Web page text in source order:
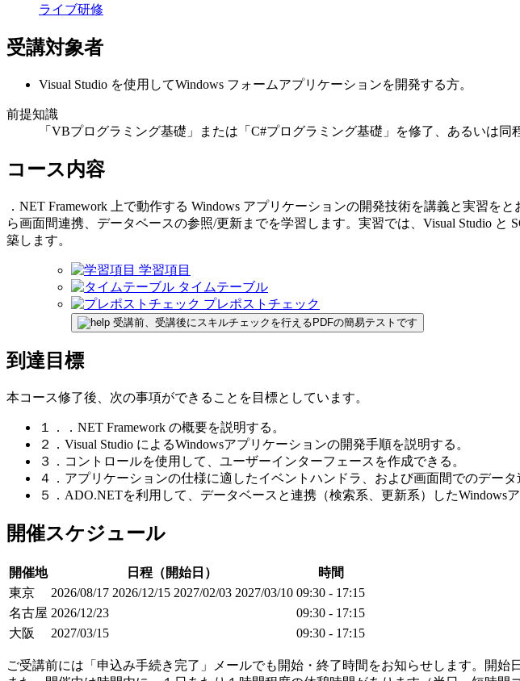
ライブ研修
受講対象者
Visual Studio を使用してWindows フォームアプリケーションを開発する方。
前提知識
「VBプログラミング基礎」または「C#プログラミング基礎」を修了、あるいは
コース内容
．NET Framework 上で動作する Windows アプリケーションの開発技術を講義と実習
ら画面間連携、データベースの参照/更新までを学習します。実習では、Visual Studio
築します。
学習項目
タイムテーブル
プレポストチェック
受講前、受講後にスキルチェックを行えるPDFの簡易テストです
到達目標
本コース修了後、次の事項ができることを目標としています。
１．．NET Framework の概要を説明する。
２．Visual Studio によるWindowsアプリケーションの開発手順を説明する。
３．コントロールを使用して、ユーザーインターフェースを作成できる。
４．アプリケーションの仕様に適したイベントハンドラ、および画面間でのデー
５．ADO.NETを利用して、データベースと連携（検索系、更新系）したWindows
開催スケジュール
開催地 日程（開始日）
時間
東京
2026/08/17 2026/12/15 2027/02/03 2027/03/10 09:30 - 17:15
名古屋 2026/12/23
09:30 - 17:15
大阪
2027/03/15 09:30 - 17:15
ご受講前には「申込み手続き完了」メールでも開始・終了時間をお知らせします。開